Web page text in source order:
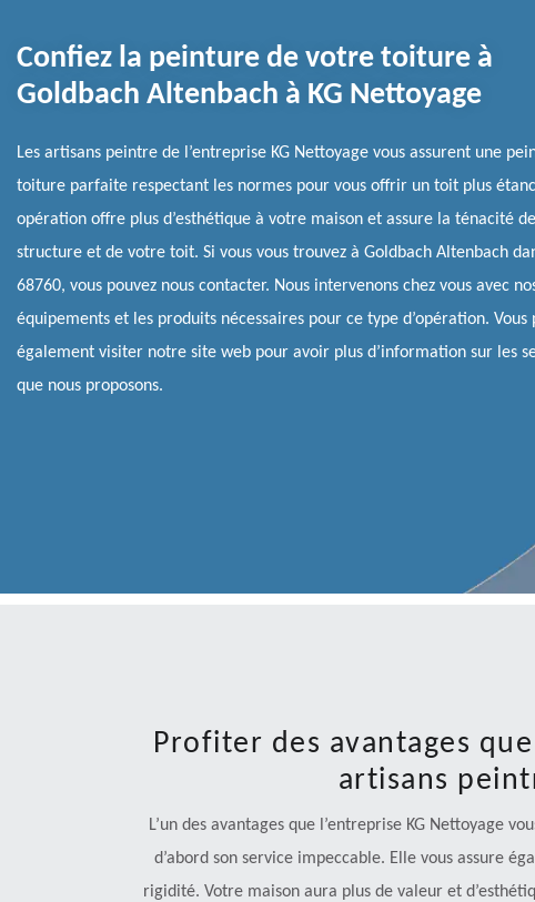
Confiez la peinture de votre toiture à
Goldbach Altenbach à KG Nettoyage
Les artisans peintre de l’entreprise KG Nettoyage vous assurent une
toiture parfaite respectant les normes pour vous offrir un toit plus
opération offre plus d’esthétique à votre maison et assure la ténacité
structure et de votre toit. Si vous vous trouvez à Goldbach Altenbach
68760, vous pouvez nous contacter. Nous intervenons chez vous avec
équipements et les produits nécessaires pour ce type d’opération. Vous
également visiter notre site web pour avoir plus d’information sur les
que nous proposons.
Profiter des avantages
artisans
L’un des avantages que l’entreprise KG Nettoyage
d’abord son service impeccable. Elle vous assure
rigidité. Votre maison aura plus de valeur et